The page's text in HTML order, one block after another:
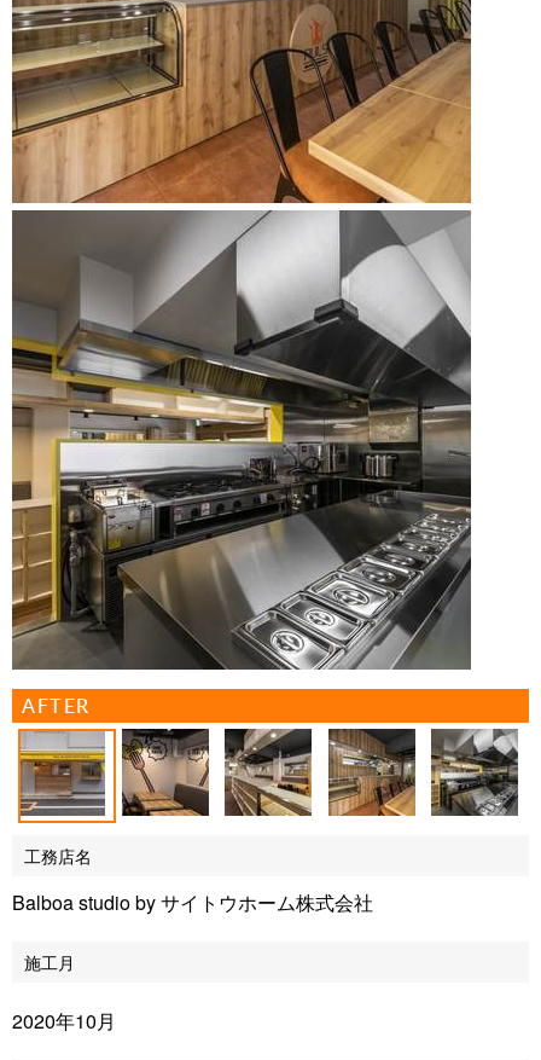
AFTER
工務店名
Balboa studio by サイトウホーム株式会社
施工月
2020年10月